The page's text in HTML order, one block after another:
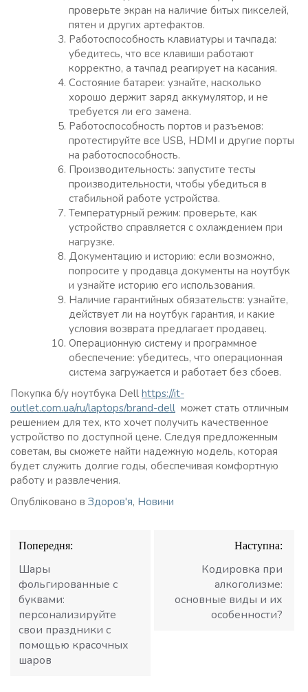
проверьте экран на наличие битых пикселей,
пятен и других артефактов.
Работоспособность клавиатуры и тачпада:
убедитесь, что все клавиши работают
корректно, а тачпад реагирует на касания.
Состояние батареи: узнайте, насколько
хорошо держит заряд аккумулятор, и не
требуется ли его замена.
Работоспособность портов и разъемов:
протестируйте все USB, HDMI и другие порты
на работоспособность.
Производительность: запустите тесты
производительности, чтобы убедиться в
стабильной работе устройства.
Температурный режим: проверьте, как
устройство справляется с охлаждением при
нагрузке.
Документацию и историю: если возможно,
попросите у продавца документы на ноутбук
и узнайте историю его использования.
Наличие гарантийных обязательств: узнайте,
действует ли на ноутбук гарантия, и какие
условия возврата предлагает продавец.
Операционную систему и программное
обеспечение: убедитесь, что операционная
система загружается и работает без сбоев.
Покупка б/у ноутбука Dell https://it-
outlet.com.ua/ru/laptops/brand-dell может стать отличным
решением для тех, кто хочет получить качественное
устройство по доступной цене. Следуя предложенным
советам, вы сможете найти надежную модель, которая
будет служить долгие годы, обеспечивая комфортную
работу и развлечения.
Опубліковано в Здоров'я, Новини
Навігація
записів
Попередня:
Шары
фольгированные с
буквами:
персонализируйте
свои праздники с
помощью красочных
шаров
Наступна:
Кодировка при
алкоголизме:
основные виды и их
особенности?